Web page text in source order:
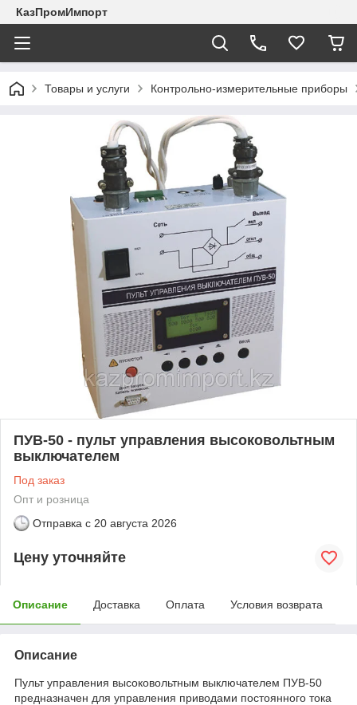
КазПромИмпорт
Товары и услуги Контрольно-измерительные приборы
ПУВ-50 - пульт управления высоковольтным
выключателем
Под заказ
Опт и розница
Отправка с 20 августа 2026
Цену уточняйте
Описание Доставка Оплата Условия возврата
Описание
Пульт управления высоковольтным выключателем ПУВ-50
предназначен для управления приводами постоянного тока